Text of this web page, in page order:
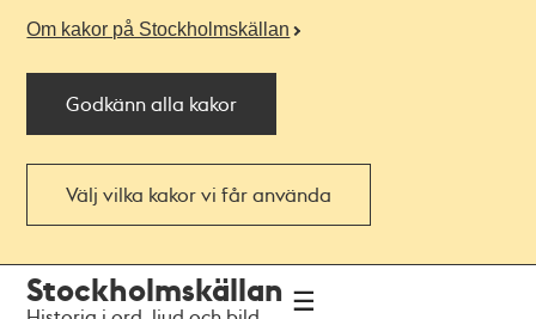
Om kakor på Stockholmskällan
Godkänn alla kakor
Välj vilka kakor vi får använda
navigationen
huvudinnehållet
Stockholmskällan